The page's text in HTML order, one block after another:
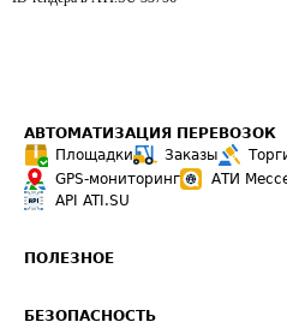
АВТОМАТИЗАЦИЯ ПЕРЕВОЗОК
Площадки
Заказы
GPS-мониторинг
АТИ
API ATI.SU
ПОЛЕЗНОЕ
БЕЗОПАСНОСТЬ